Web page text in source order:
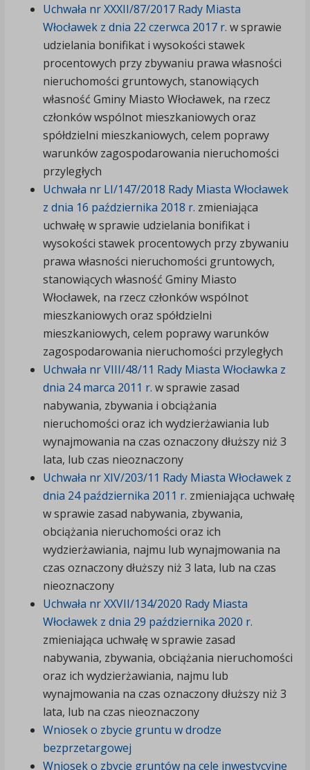
Uchwała nr XXXII/87/2017 Rady Miasta
Włocławek z dnia 22 czerwca 2017 r. w sprawie
udzielania bonifikat i wysokości stawek
procentowych przy zbywaniu prawa własności
nieruchomości gruntowych, stanowiących
własność Gminy Miasto Włocławek, na rzecz
członków wspólnot mieszkaniowych oraz
spółdzielni mieszkaniowych, celem poprawy
warunków zagospodarowania nieruchomości
przyległych
Uchwała nr LI/147/2018 Rady Miasta Włocławek
z dnia 16 października 2018 r. zmieniająca
uchwałę w sprawie udzielania bonifikat i
wysokości stawek procentowych przy zbywaniu
prawa własności nieruchomości gruntowych,
stanowiących własność Gminy Miasto
Włocławek, na rzecz członków wspólnot
mieszkaniowych oraz spółdzielni
mieszkaniowych, celem poprawy warunków
zagospodarowania nieruchomości przyległych
Uchwała nr VIII/48/11 Rady Miasta Włocławka z
dnia 24 marca 2011 r. w sprawie zasad
nabywania, zbywania i obciążania
nieruchomości oraz ich wydzierżawiania lub
wynajmowania na czas oznaczony dłuższy niż 3
lata, lub czas nieoznaczony
Uchwała nr XIV/203/11 Rady Miasta Włocławek z
dnia 24 października 2011 r. zmieniająca uchwałę
w sprawie zasad nabywania, zbywania,
obciążania nieruchomości oraz ich
wydzierżawiania, najmu lub wynajmowania na
czas oznaczony dłuższy niż 3 lata, lub na czas
nieoznaczony
Uchwała nr XXVII/134/2020 Rady Miasta
Włocławek z dnia 29 października 2020 r.
zmieniająca uchwałę w sprawie zasad
nabywania, zbywania, obciążania nieruchomości
oraz ich wydzierżawiania, najmu lub
wynajmowania na czas oznaczony dłuższy niż 3
lata, lub na czas nieoznaczony
Wniosek o zbycie gruntu w drodze
bezprzetargowej
Wniosek o zbycie gruntów na cele inwestycyjne